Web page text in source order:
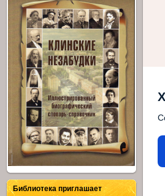
Библиотека приглашает